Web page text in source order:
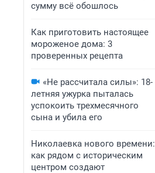
сумму всё обошлось
Как приготовить настоящее
мороженое дома: 3
проверенных рецепта
«Не рассчитала силы»: 18-
летняя ужурка пыталась
успокоить трехмесячного
сына и убила его
Николаевка нового времени:
как рядом с историческим
центром создают